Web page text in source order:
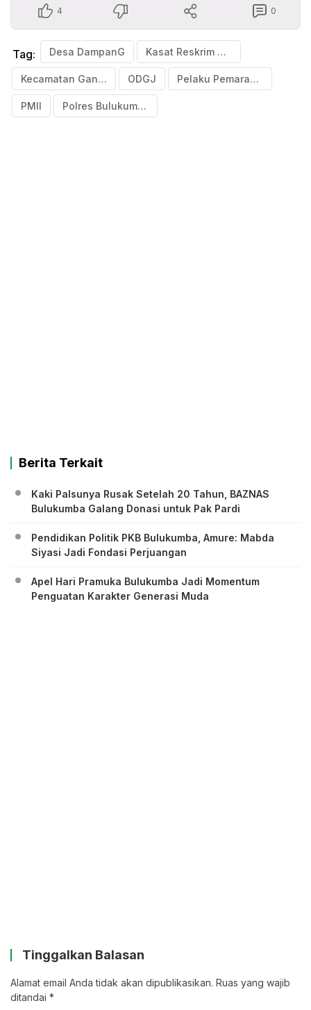
4 0
Tag: Desa DampanG Kasat Reskrim Polres Bulukumba
Kecamatan Gantarang ODGJ Pelaku Pemarangan
PMII Polres Bulukumba
Berita Terkait
Kaki Palsunya Rusak Setelah 20 Tahun, BAZNAS
Bulukumba Galang Donasi untuk Pak Pardi
Pendidikan Politik PKB Bulukumba, Amure: Mabda
Siyasi Jadi Fondasi Perjuangan
Apel Hari Pramuka Bulukumba Jadi Momentum
Penguatan Karakter Generasi Muda
Tinggalkan Balasan
Alamat email Anda tidak akan dipublikasikan. Ruas yang wajib
ditandai *